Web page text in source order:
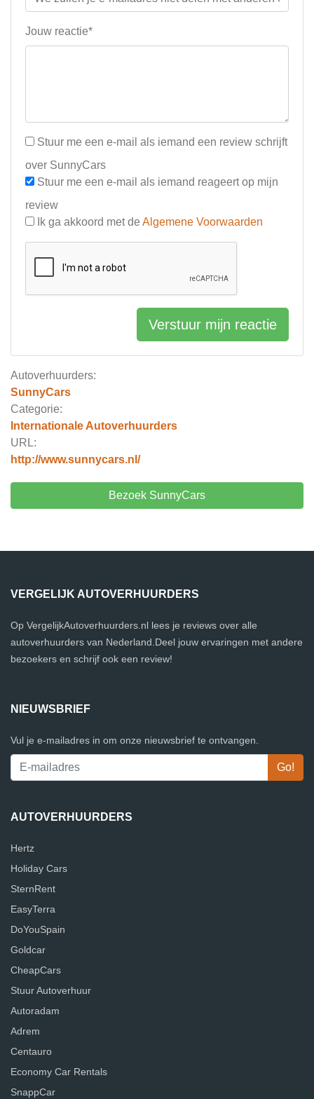
Autoverhuurders:
SunnyCars
Categorie:
Internationale Autoverhuurders
URL:
http://www.sunnycars.nl/
Bezoek SunnyCars
Jouw reactie*
Stuur me een e-mail als iemand een review schrijft
over SunnyCars
Stuur me een e-mail als iemand reageert op mijn
review
Ik ga akkoord met de Algemene Voorwaarden
Verstuur mijn reactie
VERGELIJK AUTOVERHUURDERS
Op VergelijkAutoverhuurders.nl lees je reviews over alle
autoverhuurders van Nederland.Deel jouw ervaringen met andere
bezoekers en schrijf ook een review!
NIEUWSBRIEF
Vul je e-mailadres in om onze nieuwsbrief te ontvangen.
AUTOVERHUURDERS
Hertz
Holiday Cars
SternRent
EasyTerra
DoYouSpain
Goldcar
CheapCars
Stuur Autoverhuur
Autoradam
Adrem
Centauro
Economy Car Rentals
SnappCar